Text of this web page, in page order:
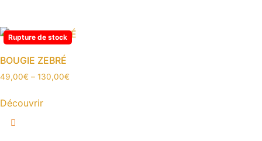
du
produit
plusieurs
variations.
Les
peuvent
être
choisies
sur
Rupture de stock
BOUGIE ZEBRÉ
49,00€ – 130,00€
Découvrir
Ce